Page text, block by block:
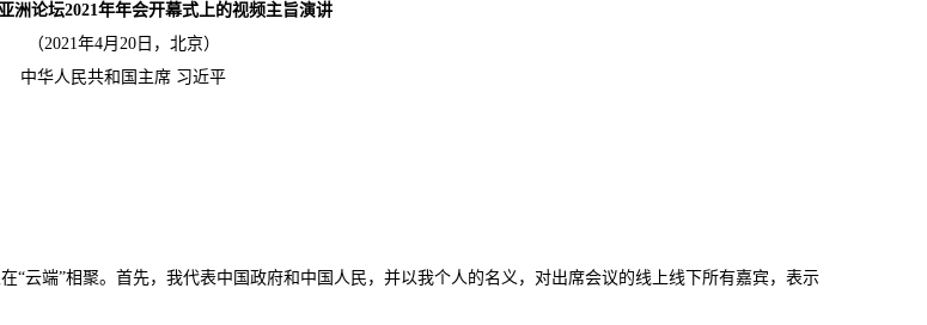
论坛2021年年会开幕式上的视频主旨演讲
（2021年4月20日，北京）
中华人民共和国主席 习近平
端”相聚。首先，我代表中国政府和中国人民，并以我个人的名义，对出席会议的线上线下所有嘉宾，表示